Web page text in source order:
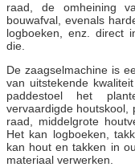
raad, de omheining
bouwafval, evenals
logboeken, enz. direct
die.
De zaagselmachine is
van uitstekende
paddestoel het
vervaardigde houtskool,
raad, middelgrote
Het kan logboeken,
kan hout en takken in
materiaal verwerken.